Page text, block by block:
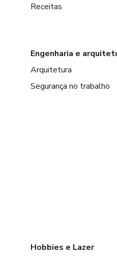
Receitas
Engenharia e
Arquitetura
Segurança no trabalho
Hobbies e Lazer